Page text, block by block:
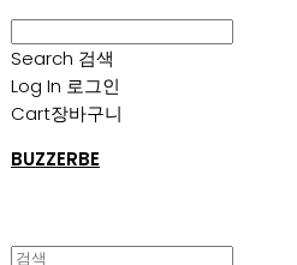
Search 검색
Log In 로그인
Cart장바구니
BUZZERBE